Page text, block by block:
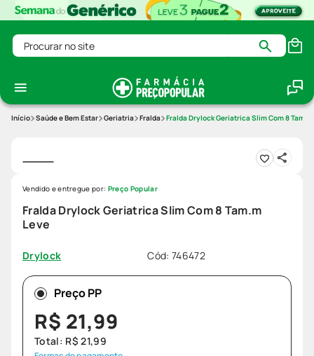
Procurar no site
Saúde e Bem Estar Geriatria Fralda Fralda Drylock Geriatrica Slim Com 8
Fralda Drylock Geriatrica Slim Com 8 Tam.m
Leve
Drylock Cód: 746472
Vendido e entregue por: Preço Popular
Preço PP
R$ 21,99
Total: R$ 21,99